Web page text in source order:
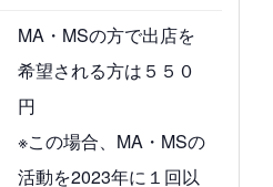
MA・MSの方で出店を
希望される方は５５０
円
※この場合、MA・MSの
活動を2023年に１回以